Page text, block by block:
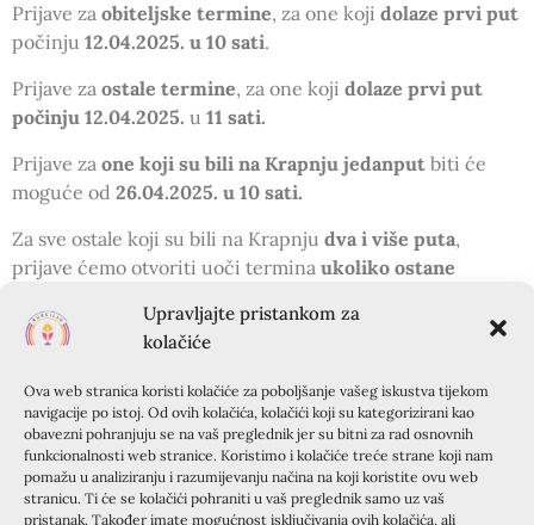
Upravljajte pristankom za
kolačiće
Ova web stranica koristi kolačiće za poboljšanje vašeg iskustva tijekom
navigacije po istoj. Od ovih kolačića, kolačići koji su kategorizirani kao
obavezni pohranjuju se na vaš preglednik jer su bitni za rad osnovnih
funkcionalnosti web stranice. Koristimo i kolačiće treće strane koji nam
pomažu u analiziranju i razumijevanju načina na koji koristite ovu web
stranicu. Ti će se kolačići pohraniti u vaš preglednik samo uz vaš
pristanak. Također imate mogućnost isključivanja ovih kolačića, ali
Prijave za obiteljske termine, za one koji dolaze prvi put
počinju 12.04.2025. u 10 sati.
Prijave za ostale termine, za one koji dolaze prvi put
počinju 12.04.2025. u 11 sati.
Prijave za one koji su bili na Krapnju jedanput biti će
moguće od 26.04.2025. u 10 sati.
Za sve ostale koji su bili na Krapnju dva i više puta,
prijave ćemo otvoriti uoči termina ukoliko ostane
Prijaviti ćete se moći klikom na linkove koji će biti na
Za prijavu na Krapanj nije obavezna prethodna
registracija na portal e-župe!
U skladu s Općom uredbom (EU) 2016/679 (tzv. GDPR)